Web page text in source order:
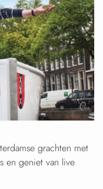
grachten met
en geniet van live